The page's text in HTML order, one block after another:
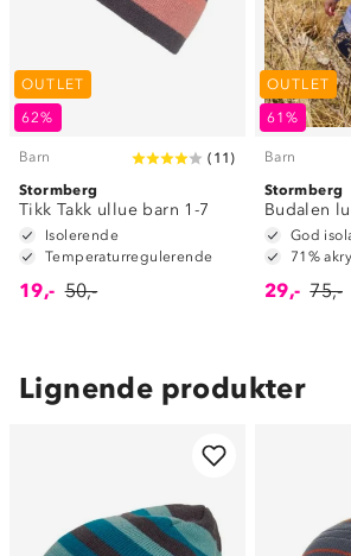
OUTLET
62%
Barn ( 11 )
Stormberg
Tikk Takk ullue barn 1-7
Isolerende
Temperaturregulerende
19,- 50,-
OUTLET
61%
Barn
Stormberg
Budalen
God
29,- 75,-
Lignende produkter